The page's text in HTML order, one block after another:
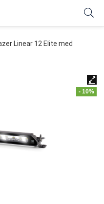
Linear 12 Elite med
- 10%